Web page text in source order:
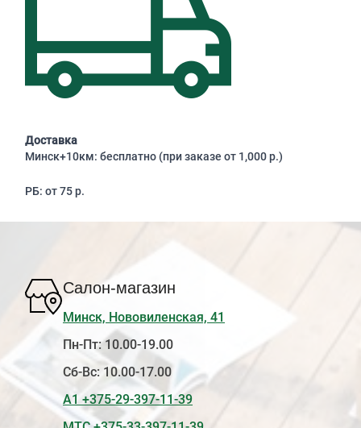
Доставка
Минск+10км: бесплатно (при заказе от 1,000 р.)
РБ: от 75 р.
Салон-магазин
Минск, Нововиленская, 41
Пн-Пт: 10.00-19.00
Сб-Вс: 10.00-17.00
А1 +375-29-397-11-39